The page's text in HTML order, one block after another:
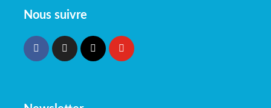
Nous suivre